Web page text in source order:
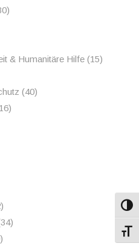
& Humanitäre Hilfe(15)
(40)